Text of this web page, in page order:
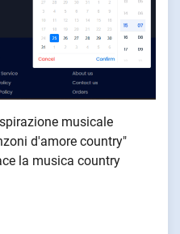
musicale
d'amore country"
la musica country